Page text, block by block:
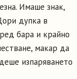
Имаше знак,
дупка в
бара и крайно
макар да
изпаряването